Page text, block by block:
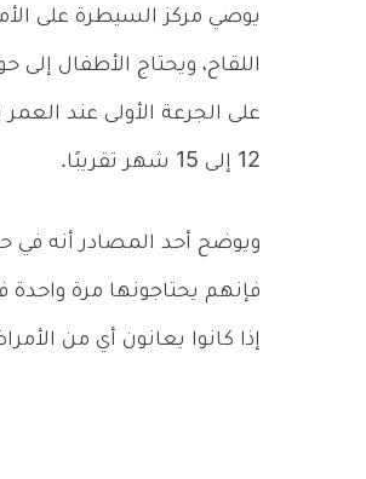
اللقاح، ويحتاج الأطفال
12 إلى 15 شهر تقريبًا.
إذا كانوا يعانون أي من